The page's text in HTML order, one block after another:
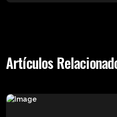
Artículos